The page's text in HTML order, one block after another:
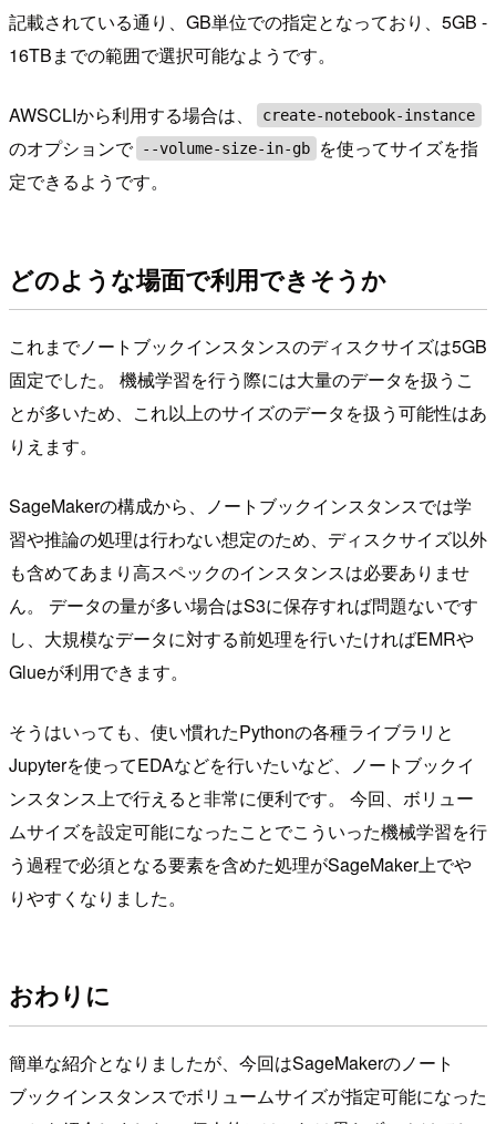
記載されている通り、GB単位での指定となっており、5GB -
16TBまでの範囲で選択可能なようです。
AWSCLIから利用する場合は、 create-notebook-instance
のオプションで --volume-size-in-gb
を使ってサイズを指
定できるようです。
どのような場面で利用できそうか
これまでノートブックインスタンスのディスクサイズは5GB
固定でした。 機械学習を行う際には大量のデータを扱うこ
とが多いため、これ以上のサイズのデータを扱う可能性はあ
りえます。
SageMakerの構成から、ノートブックインスタンスでは学
習や推論の処理は行わない想定のため、ディスクサイズ以外
も含めてあまり高スペックのインスタンスは必要ありませ
ん。 データの量が多い場合はS3に保存すれば問題ないです
し、大規模なデータに対する前処理を行いたければEMRや
Glueが利用できます。
そうはいっても、使い慣れたPythonの各種ライブラリと
Jupyterを使ってEDAなどを行いたいなど、ノートブックイ
ンスタンス上で行えると非常に便利です。 今回、ボリュー
ムサイズを設定可能になったことでこういった機械学習を行
う過程で必須となる要素を含めた処理がSageMaker上でや
りやすくなりました。
おわりに
簡単な紹介となりましたが、今回はSageMakerのノート
ブックインスタンスでボリュームサイズが指定可能になった